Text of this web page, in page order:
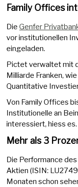
Family Offices
DieGenfer
vor institutionellen
eingeladen.
Pictet verwaltet mit
Milliarde Franken,
Quantitative
Von Family Offices
Institutionelle an
interessiert, hiess es.
Mehr als 3
Die Performance
Aktien (ISIN:
Monaten schon